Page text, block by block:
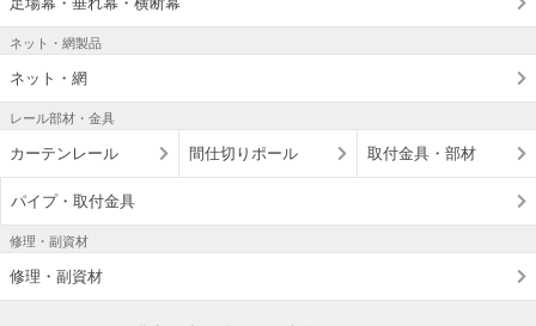
ネット・網製品
ネット・網
レール部材・金具
カーテンレール 間仕切りポール 取付金具・部材
パイプ・取付金具
修理・副資材
修理・副資材